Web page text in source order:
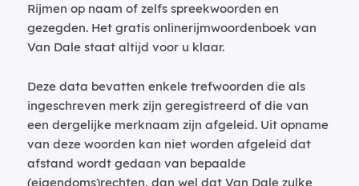
Rijmen op naam of zelfs spreekwoorden en
gezegden. Het gratis onlinerijmwoordenboek van
Van Dale staat altijd voor u klaar.
Deze data bevatten enkele trefwoorden die als
ingeschreven merk zijn geregistreerd of die van
een dergelijke merknaam zijn afgeleid. Uit opname
van deze woorden kan niet worden afgeleid dat
afstand wordt gedaan van bepaalde
(eigendoms)rechten, dan wel dat Van Dale zulke